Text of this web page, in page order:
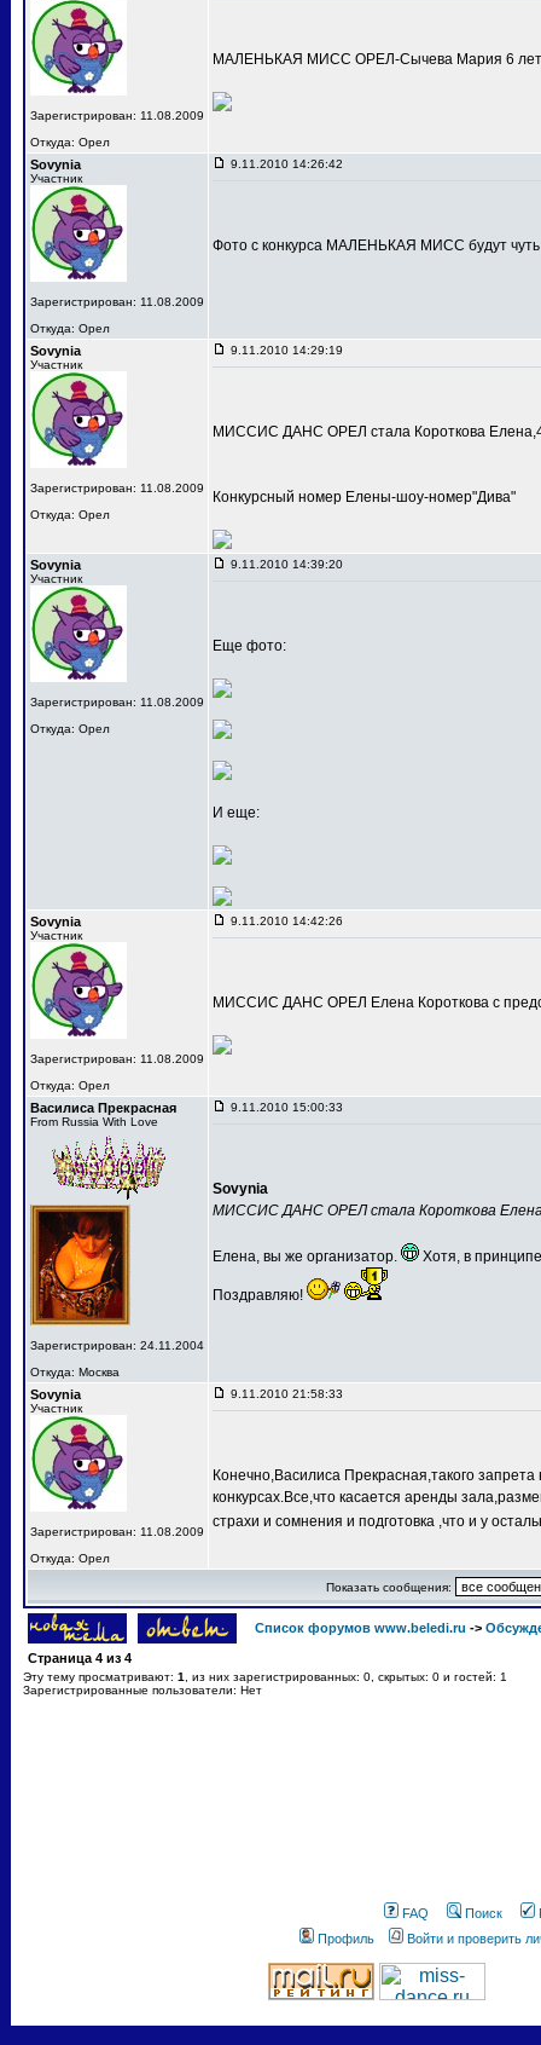
Зарегистрирован: 11.08.2009
Откуда: Орел
МАЛЕНЬКАЯ МИСС ОРЕЛ-Сычева Мария 6
Sovynia
Участник
Зарегистрирован: 11.08.2009
Откуда: Орел
9.11.2010 14:26:42
Фото с конкурса МАЛЕНЬКАЯ МИСС будут
Sovynia
Участник
Зарегистрирован: 11.08.2009
Откуда: Орел
9.11.2010 14:29:19
МИССИС ДАНС ОРЕЛ стала Короткова
Конкурсный номер Елены-шоу-номер"Дива"
Sovynia
Участник
Зарегистрирован: 11.08.2009
Откуда: Орел
9.11.2010 14:39:20
Еще фото:
И еще:
Sovynia
Участник
Зарегистрирован: 11.08.2009
Откуда: Орел
9.11.2010 14:42:26
МИССИС ДАНС ОРЕЛ Елена Короткова с
Василиса Прекрасная
From Russia With Love
Зарегистрирован: 24.11.2004
Откуда: Москва
9.11.2010 15:00:33
Sovynia
МИССИС ДАНС ОРЕЛ стала Короткова
Елена, вы же организатор. Хотя, в
Поздравляю!
Sovynia
Участник
Зарегистрирован: 11.08.2009
Откуда: Орел
9.11.2010 21:58:33
Конечно,Василиса Прекрасная,такого
конкурсах.Все,что касается аренды
страхи и сомнения и подготовка ,что и у
Показать сообщения:
Список форумов www.beledi.ru ->
Страница 4 из 4
Эту тему просматривают: 1
, из них зарегистрированных: 0, скрытых: 0 и гостей: 1
Зарегистрированные пользователи: Нет
FAQ Поиск
Профиль
Войти и проверить